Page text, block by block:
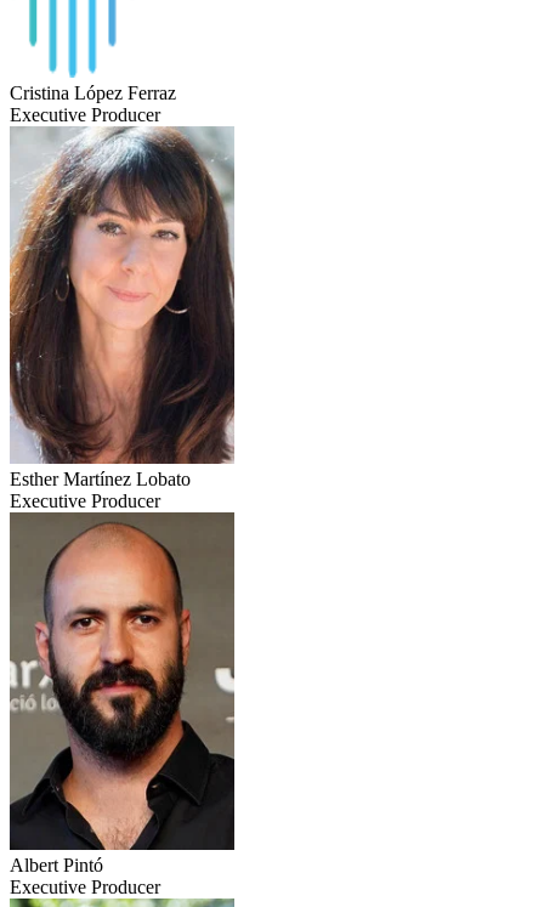
Cristina López Ferraz
Executive Producer
Esther Martínez Lobato
Executive Producer
Albert Pintó
Executive Producer